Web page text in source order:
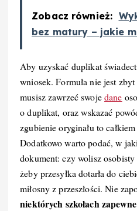
Zobacz również:
bez matury – jakie
Aby uzyskać duplikat
wniosek. Formuła nie jest
musisz zawrzeć swojedane
o duplikat, oraz wskazać
zgubienie oryginału to
Dodatkowo warto podać, w
dokument: czy wolisz
żeby przesyłka dotarła do
miłosny z przeszłości. Nie
niektórych szkołach